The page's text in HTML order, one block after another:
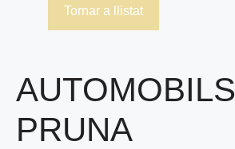
Tornar a llistat
AUTOMOBILS
PRUNA